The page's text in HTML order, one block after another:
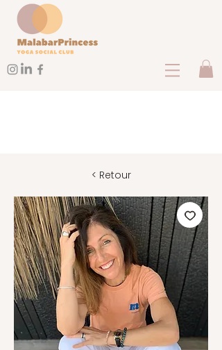
< Retour